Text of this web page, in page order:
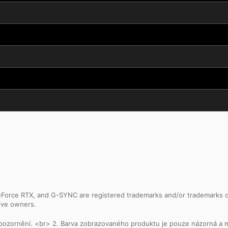
RTX, and G-SYNC are registered trademarks and/or
owners.
<br> 2. Barva zobrazovaného produktu je pouze názorná